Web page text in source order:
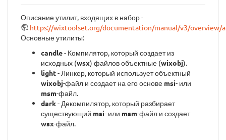
Описание утилит, входящих в набор -
https://wixtoolset.org/documentation/manual/v3/overview/
Основные утилиты:
candle- Компилятор, который создает из
исходных (wsx) файлов объектные (wixobj).
light- Линкер, который использует объектный
wixobj-файл и создает на его основе msi- или
msm-файл.
dark- Декомпилятор, который разбирает
существующий msi- или msm-файл и создает
wsx-файл.